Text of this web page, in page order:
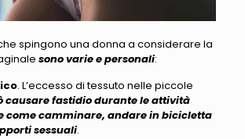
spingono una donna a considerare la
sono varie e personali:
. L’eccesso di tessuto nelle piccole
causare fastidio durante le attività
come camminare, andare in bicicletta
sessuali.